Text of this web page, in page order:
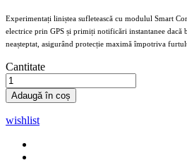
Experimentați liniștea sufletească cu modulul Smart
electrice prin GPS și primiți notificări instantanee dacă
neașteptat, asigurând protecție maximă împotriva
Cantitate
Adaugă în coș
wishlist